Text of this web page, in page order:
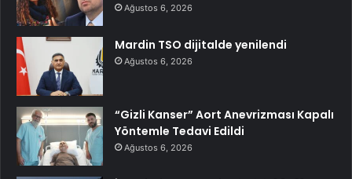
Ağustos 6, 2026
Mardin TSO dijitalde yenilendi
Ağustos 6, 2026
“Gizli Kanser” Aort Anevrizması Kapalı
Yöntemle Tedavi Edildi
Ağustos 6, 2026